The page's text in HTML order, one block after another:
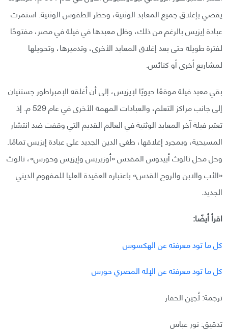
يقضي بإغلاق جميع المعابد الوثنية، وحظر الطقوس الوثنية. استمرت
عبادة إيزيس بالرغم من ذلك، وظل معبدها في فيلة في مصر، مفتوحًا
لفترة طويلة حتى بعد إغلاق المعابد الأخرى، وتدميرها، وتحويلها
لمشاريع أخرى أو كنائس.
بقي معبد فيلة موقعًا حيويًا لإيزيس، إلى أن أغلقه الإمبراطور جستنيان
إلى جانب مراكز التعلم، والعبادات المهمة الأخرى في عام 529 م. إذ
تعتبر فيلة آخر المعابد الوثنية في العالم القديم التي وقفت ضد انتشار
المسيحية، وبمجرد إغلاقها، طغى الدين الجديد على عبادة إيزيس تمامًا.
وحل محل ثالوث أبيدوس المقدس «أوزيريس وإيزيس وحورس»، ثالوث
«الأب والابن والروح القدس» باعتباره العقيدة العليا للمفهوم الديني
الجديد.
اقرأ أيضًا:
كل ما تود معرفته عن الهكسوس
كل ما تود معرفته عن الإله المصري حورس
ترجمة: لُجين الحفار
تدقيق: نور عباس